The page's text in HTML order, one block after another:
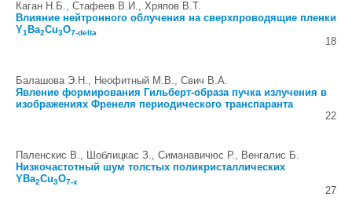
Каган Н.Б., Стафеев В.И., Xряпов В.Т.
Влияние нейтронного облучения на сверхпроводящие пленки
Y1 Ba2Cu3O7-delta
18
Балашова Э.Н., Неофитный М.В., Свич В.А.
Явление формирования Гильберт-образа пучка излучения в
изображениях Френеля периодического транспаранта
22
Паленскис В., Шоблицкас З., Симанавичюс Р., Венгалис Б.
Низкочастотный шум толстых поликристаллических
YBa2Cu3O7-x
27